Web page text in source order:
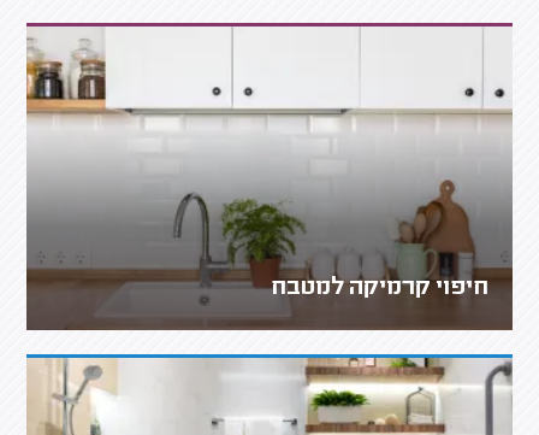
חיפוי קרמיקה למטבח